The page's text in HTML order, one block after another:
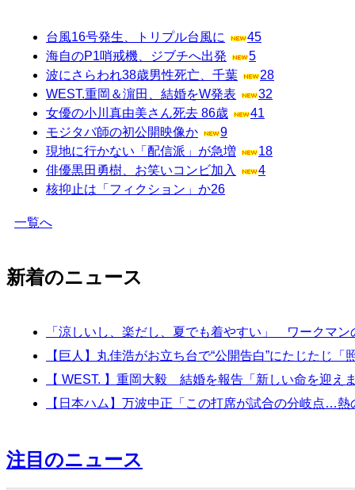
台風16号発生、トリプル台風に
45
海自のP1哨戒機、ジブチへ出発
5
波にさらわれ38歳男性死亡、千葉
28
WEST.重岡＆濵田、結婚をW発表
32
女優の小川真由美さん死去 86歳
41
モジタバ師の初公開映像か
9
現地に行かない「配信派」が急増
18
俳優黒田勇樹、お笑いコンビ加入
4
核抑止は「フィクション」か26
一覧へ
新着のニュース
「涼しいし、楽だし、夏でも着やすい」 ワークマ
【巨人】丸佳浩がお立ち台で“公開告白”にたじたじ
【 WEST. 】重岡大毅 結婚を報告「新しい命を迎え
【日本ハム】万波中正「この打席が試合の分岐点…
注目のニュース